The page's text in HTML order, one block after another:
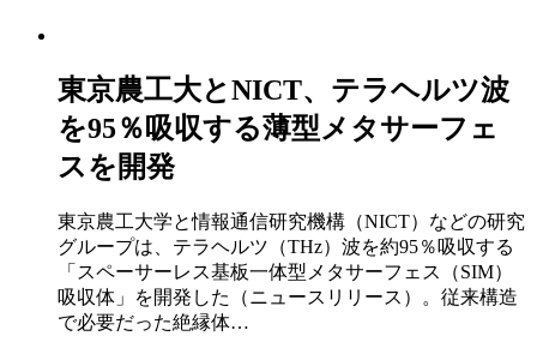
東京農工大とNICT、テラヘルツ波
を95％吸収する薄型メタサーフェ
スを開発
東京農工大学と情報通信研究機構（NICT）などの研究
グループは、テラヘルツ（THz）波を約95％吸収する
「スペーサーレス基板一体型メタサーフェス（SIM）
吸収体」を開発した（ニュースリリース）。従来構造
で必要だった絶縁体…